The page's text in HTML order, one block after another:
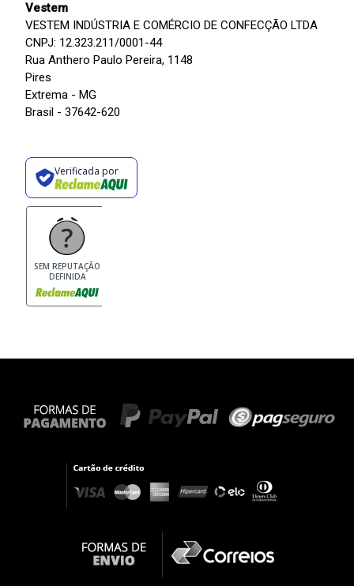
Vestem
VESTEM INDÚSTRIA E COMÉRCIO DE CONFECÇÃO LTDA
CNPJ: 12.323.211/0001-44
Rua Anthero Paulo Pereira, 1148
Pires
Extrema - MG
Brasil - 37642-620
Verificada por
SEM REPUTAÇÃO
DEFINIDA